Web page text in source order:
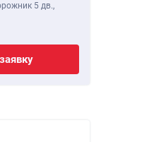
5 дв.,